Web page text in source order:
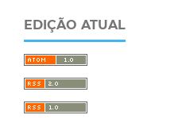
EDIÇÃO ATUAL